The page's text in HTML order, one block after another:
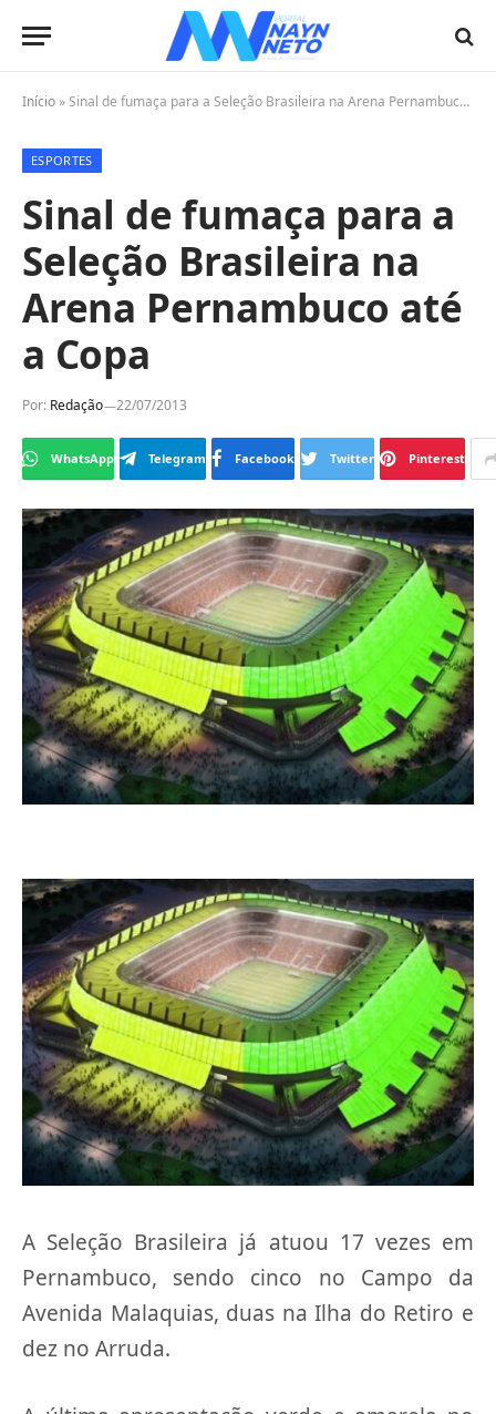
Início »Sinal de fumaça para a Seleção Brasileira na Arena Pernambuco até a Copa
ESPORTES
Sinal de fumaça para a
Seleção Brasileira na
Arena Pernambuco até
a Copa
Por: Redação 22/07/2013
WhatsApp Telegram Facebook Twitter Pinterest
A Seleção Brasileira já atuou 17 vezes em
Pernambuco, sendo cinco no Campo da
Avenida Malaquias, duas na Ilha do Retiro e
dez no Arruda.